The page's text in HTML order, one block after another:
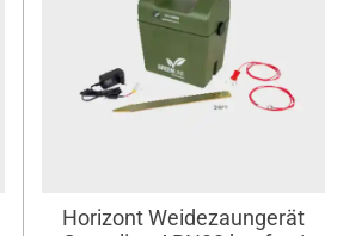
Horizont Weidezaungerät